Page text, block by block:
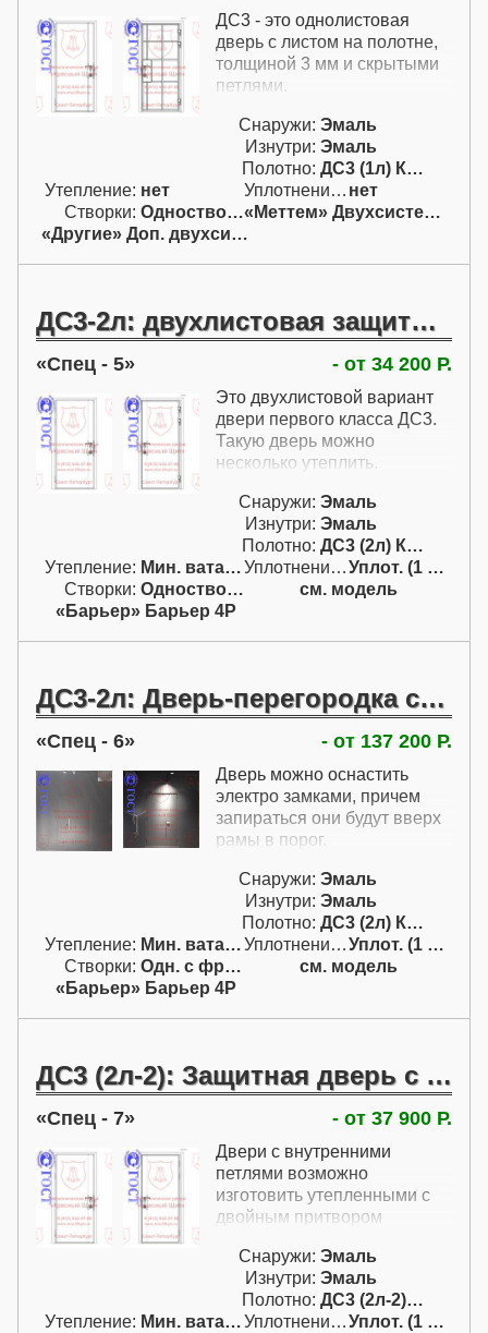
ДС3 - это однолистовая
дверь с листом на полотне,
толщиной 3 мм и скрытыми
петлями.
Снаружи: Эмаль
Изнутри: Эмаль
Полотно:
ДС3 (1л) Класс I
Утепление: нет Уплотнение: нет
Створки:
Одностворчатая (А)
«Меттем» Двухсистемный
«Другие» Доп. двухсист.
ДС3-2л: двухлистовая защитная дверь первого класса
Спец - 5 - от 34 200 Р.
Это двухлистовой вариант
двери первого класса ДС3.
Такую дверь можно
несколько утеплить.
Снаружи: Эмаль
Изнутри: Эмаль
Полотно:
ДС3 (2л) Класс I
Утепление:
Мин. вата / пенопл. Уплотнение:
Уплот. (1 конт.)
Створки:
Одностворчатая (А)
см. модель
«Барьер» Барьер 4Р
ДС3-2л: Дверь-перегородка с электро замками
Спец - 6 - от 137 200 Р.
Дверь можно оснастить
электро замками, причем
запираться они будут вверх
рамы в порог.
Снаружи: Эмаль
Изнутри: Эмаль
Полотно:
ДС3 (2л) Класс I
Утепление:
Мин. вата / пенопл. Уплотнение:
Уплот. (1 конт.)
Створки:
Одн. с фрам. сбок. и сверх. (АБВ)
см. модель
«Барьер» Барьер 4Р
ДС3 (2л-2): Защитная дверь с внутренними петлями и двойным притвором
Спец - 7 - от 37 900 Р.
Двери с внутренними
петлями возможно
изготовить утепленными с
двойным притвором
Снаружи: Эмаль
Изнутри: Эмаль
Полотно:
ДС3 (2л-2) (кл. I)
Утепление:
Мин. вата / пенопл. Уплотнение:
Уплот. (1 конт.)